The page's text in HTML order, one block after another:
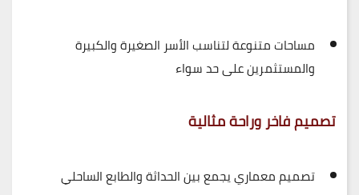
مساحات متنوعة لتناسبالأسر الصغيرة والكبيرة
والمستثمرينعلى حد سواء
تصميم فاخر وراحة مثالية
تصميم معماري يجمع بينالحداثة والطابع الساحلي